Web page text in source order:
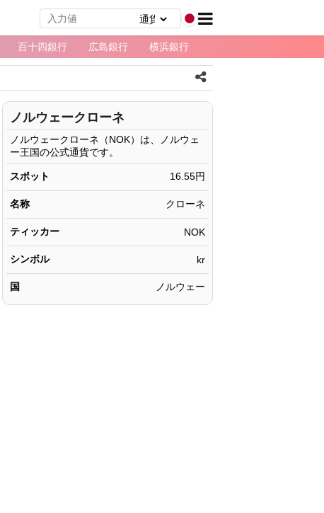
百十四銀行 広島銀行 横浜銀行
ノルウェークローネ
ノルウェークローネ（NOK）は、ノルウェ
ー王国の公式通貨です。
スポット 16.55円
名称 クローネ
ティッカー NOK
シンボル kr‎
国 ノルウェー